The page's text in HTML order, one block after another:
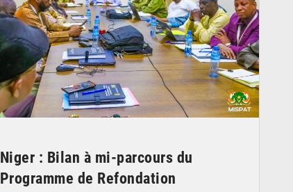
Niger : Bilan à mi-parcours du
Programme de Refondation